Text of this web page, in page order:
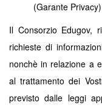
(Garante
Il Consorzio Edugov,
richieste di
nonchè in relazione a
al trattamento dei
previsto dalle leggi